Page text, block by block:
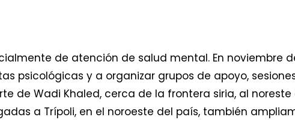
de atención de salud mental. En noviembre de
psicológicas y a organizar grupos de apoyo,
de Wadi Khaled, cerca de la frontera siria, al noreste
a Trípoli, en el noroeste del país, también